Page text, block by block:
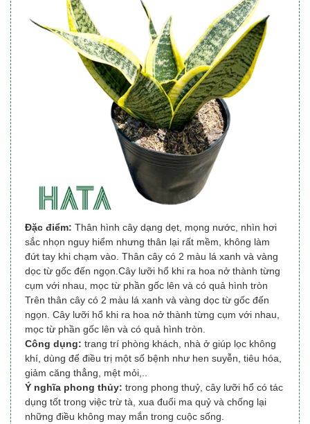
Đặc điểm: Thân hình cây dạng dẹt, mọng nước, nhìn hơi
sắc nhọn nguy hiểm nhưng thân lại rất mềm, không làm
đứt tay khi chạm vào. Thân cây có 2 màu lá xanh và vàng
dọc từ gốc đến ngọn.Cây lưỡi hổ khi ra hoa nở thành từng
cụm với nhau, mọc từ phần gốc lên và có quả hình tròn
Trên thân cây có 2 màu lá xanh và vàng dọc từ gốc đến
ngọn. Cây lưỡi hổ khi ra hoa nở thành từng cụm với nhau,
mọc từ phần gốc lên và có quả hình tròn.
Công dụng: trang trí phòng khách, nhà ở giúp lọc không
khí, dùng để điều trị một số bệnh như hen suyễn, tiêu hóa,
giảm căng thẳng, mệt mỏi,..
Ý nghĩa phong thủy: trong phong thuỷ, cây lưỡi hổ có tác
dụng tốt trong việc trừ tà, xua đuổi ma quỷ và chống lại
những điều không may mắn trong cuộc sống.